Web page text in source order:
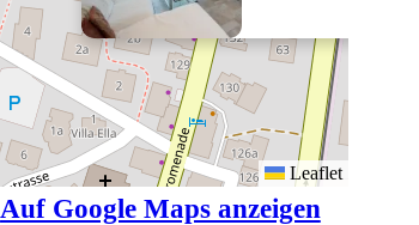
Leaflet
Auf Google Maps anzeigen